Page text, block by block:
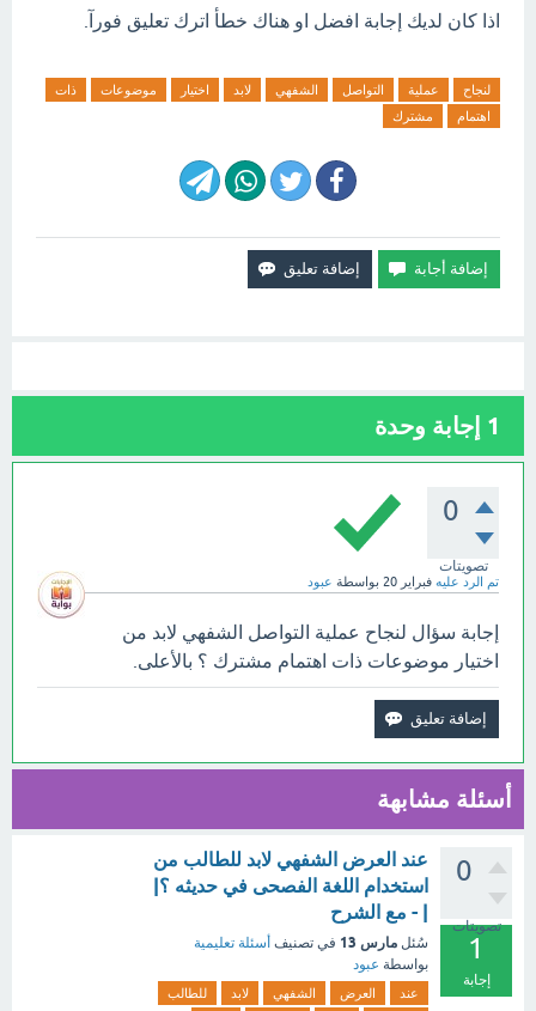
اذا كان لديك إجابة افضل او هناك خطأ اترك تعليق فورآ.
لنجاح عملية التواصل الشفهي لابد اختيار موضوعات
ذات
اهتمام
مشترك
1 إجابة وحدة
0
تصويتات
تم الرد عليه فبراير 20 بواسطة عبود
إجابة سؤال لنجاح عملية التواصل الشفهي لابد من
اختيار موضوعات ذات اهتمام مشترك ؟ بالأعلى.
أسئلة مشابهة
0
تصويتات
1
إجابة
عند العرض الشفهي لابد للطالب من
استخدام اللغة الفصحى في حديثه ؟|
| - مع الشرح
سُئل مارس 13 في تصنيف أسئلة تعليمية
بواسطة عبود
عند العرض الشفهي لابد
للطالب